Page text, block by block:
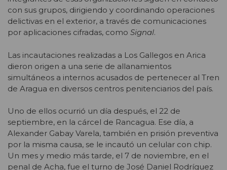
con sus grupos, dirigiendo y coordinando operaciones
delictivas en el exterior, a través de comunicaciones
por aplicaciones cifradas, como Signal.
Las incautaciones realizadas a Los Gallegos en Arica
dieron origen a una serie de allanamientos
simultáneos a internos acusados de pertenecer al Tren
de Aragua en diversos centros penitenciarios del país.
Uno de ellos ocurrió un día después, el 22 de
septiembre, en la cárcel de Rancagua. Ese día, a
Alexander Gabay Varela, también en prisión preventiva
por la misma causa, se le incautó un celular con chip.
Un mes y medio más tarde, el 7 de noviembre, en el
penal de Acha, fue el turno de José Daniel Rodríguez